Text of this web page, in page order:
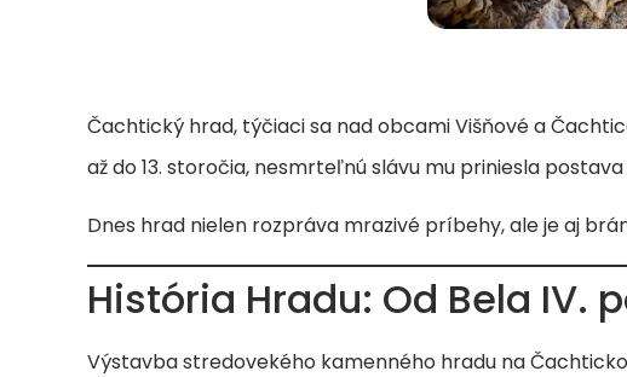
Čachtický hrad, týčiaci sa nad obcami Višňové a
až do 13. storočia, nesmrteľnú slávu mu priniesla
Dnes hrad nielen rozpráva mrazivé príbehy, ale je aj
História Hradu: Od Bela IV.
Výstavba stredovekého kamenného hradu na